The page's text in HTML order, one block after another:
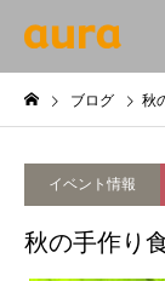
ブログ 秋
イベント情報
秋の手作り